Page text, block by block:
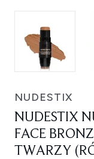
NUDESTIX
NUDESTIX
FACE
TWARZY